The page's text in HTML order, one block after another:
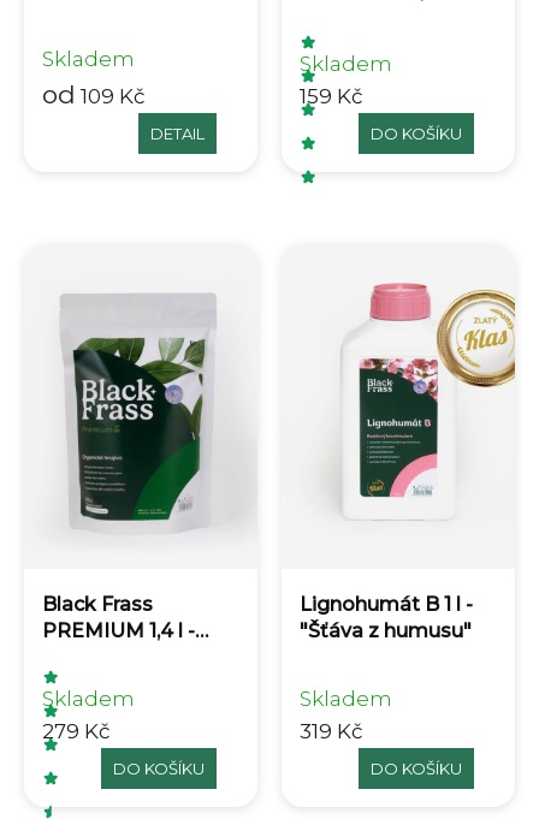
Skladem
od 109 Kč
DETAIL
hnojivo
Skladem
159 Kč
DO KOŠÍKU
Black Frass
PREMIUM 1,4 l -
hnojivo
Skladem
279 Kč
DO KOŠÍKU
Lignohumát B 1 l -
"Šťáva z humusu"
Skladem
319 Kč
DO KOŠÍKU